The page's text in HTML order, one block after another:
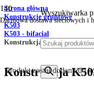
Darmowa dostawa sieciowych
Wyszukiwarka
Produktzostał dodany do
Strona główna
Konstrukcje gruntowe
K503
K503 - bifacial
Konstrukcja K503/18
Konstrukcja